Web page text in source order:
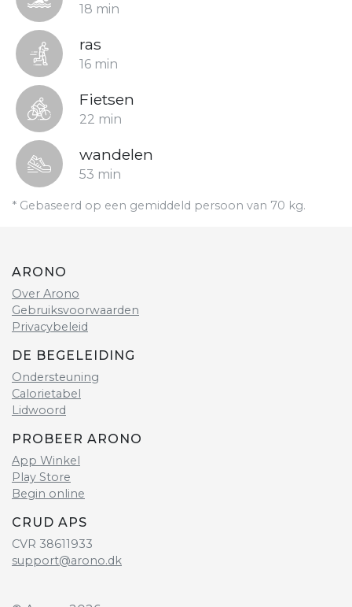
18 min
ras
16 min
Fietsen
22 min
wandelen
53 min
* Gebaseerd op een gemiddeld persoon van 70 kg.
ARONO
Over Arono
Gebruiksvoorwaarden
Privacybeleid
DE BEGELEIDING
Ondersteuning
Calorietabel
Lidwoord
PROBEER ARONO
App Winkel
Play Store
Begin online
CRUD APS
CVR 38611933
support@arono.dk